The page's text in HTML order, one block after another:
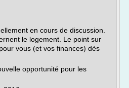
en cours de discussion.
le logement. Le point sur
vous (et vos finances) dès
opportunité pour les